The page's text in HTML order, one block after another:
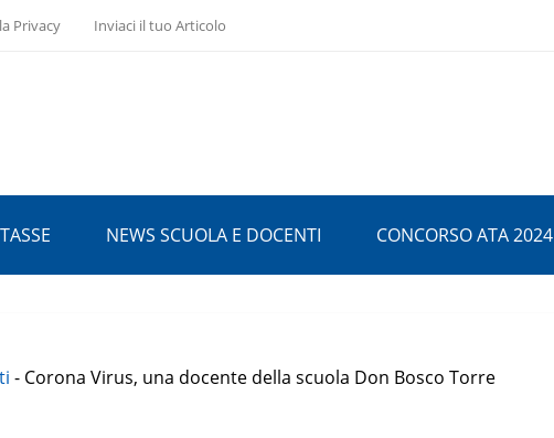
Privacy Inviaci il tuo Articolo
NEWS SCUOLA E DOCENTI CONCORSO ATA 2024
- Corona Virus, una docente della scuola Don Bosco Torre